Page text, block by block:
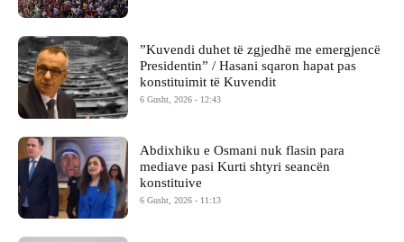
​”Kuvendi duhet të zgjedhë me emergjencë
Presidentin” / Hasani sqaron hapat pas
konstituimit të Kuvendit
6 Gusht, 2026 - 12:43
Abdixhiku e Osmani nuk flasin para
mediave pasi Kurti shtyri seancën
konstituive
6 Gusht, 2026 - 11:13